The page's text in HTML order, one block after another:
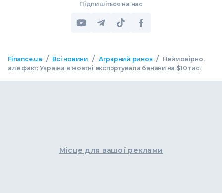
Підпишіться на нас
Finance.ua / Всі новини / Аграрний ринок / Неймовірно,
але факт: Україна в жовтні експортувала банани на $10 тис.
Місце для вашої реклами